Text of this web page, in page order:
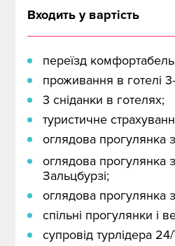
Входить у вартість
переїзд
проживання в готелі
3 сніданки в готелях;
туристичне
оглядова прогулянка
оглядова прогулянка
Зальцбурзі;
оглядова прогулянка
спільні прогулянки і
супровід турлідера 24/